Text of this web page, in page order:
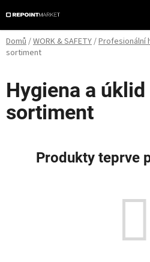
na
obsah
Domů/WORK & SAFETY/Profesionální
sortiment
Hygiena a
sortiment
Produkty teprve